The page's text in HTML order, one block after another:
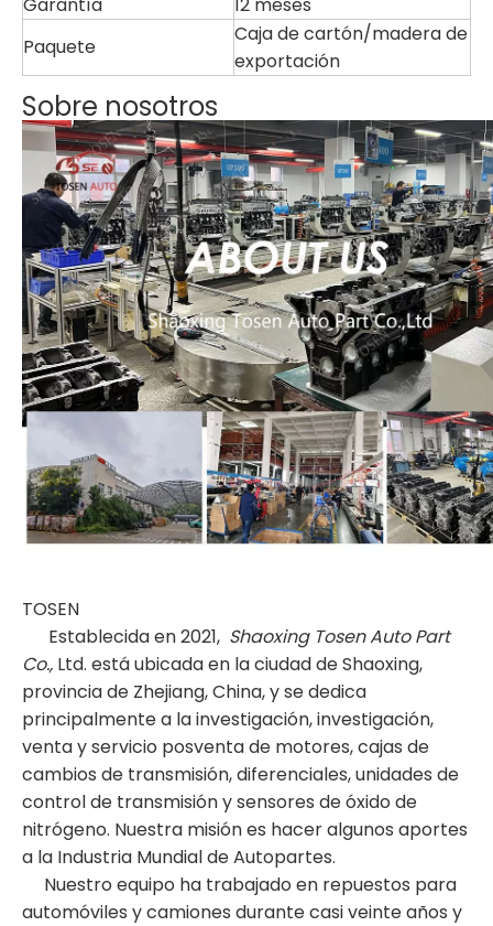
Paquete
Caja de cartón/madera de
exportación
Sobre nosotros
TOSEN
Establecida en 2021, Shaoxing Tosen Auto Part
Co., Ltd. está ubicada en la ciudad de Shaoxing,
provincia de Zhejiang, China, y se dedica
principalmente a la investigación, investigación,
venta y servicio posventa de motores, cajas de
cambios de transmisión, diferenciales, unidades de
control de transmisión y sensores de óxido de
nitrógeno. Nuestra misión es hacer algunos aportes
a la Industria Mundial de Autopartes.
Nuestro equipo ha trabajado en repuestos para
automóviles y camiones durante casi veinte años y